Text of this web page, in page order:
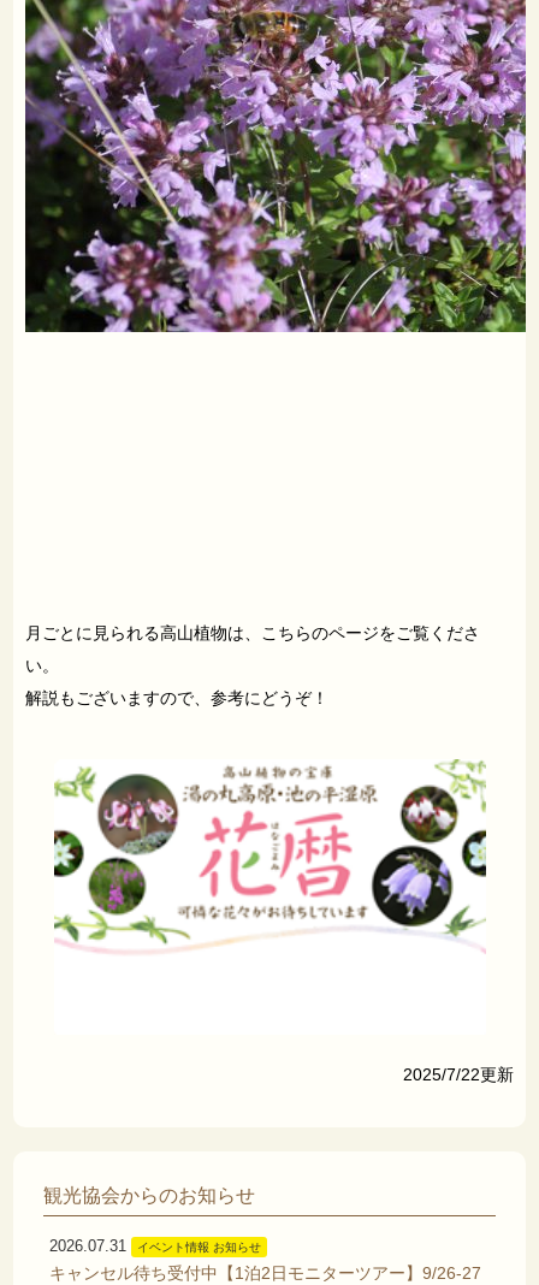
月ごとに見られる高山植物は、こちらのページをご覧くださ
い。
解説もございますので、参考にどうぞ！
2025/7/22更新
観光協会からのお知らせ
2026.07.31 イベント情報 お知らせ
キャンセル待ち受付中【1泊2日モニターツアー】9/26-27